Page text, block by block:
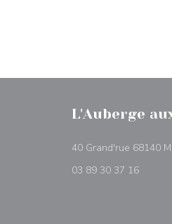
L'Auberge
40 Grand'rue 68140
03 89 30 37 16